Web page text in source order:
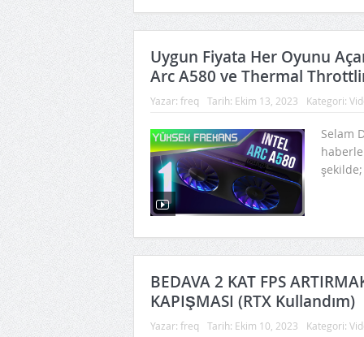
Uygun Fiyata Her Oyunu
Arc A580 ve Thermal
Yazar: freq Tarih: Ekim 13, 2023 Kategori:
Selam
BEDAVA 2 KAT FPS
KAPIŞMASI (RTX Kullandım)
Yazar: freq Tarih: Ekim 10, 2023 Kategori: